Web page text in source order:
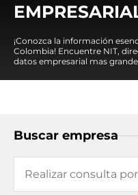
¡Conozca la información
Colombia! Encuentre NIT,
datos empresarial mas
Buscar empresa